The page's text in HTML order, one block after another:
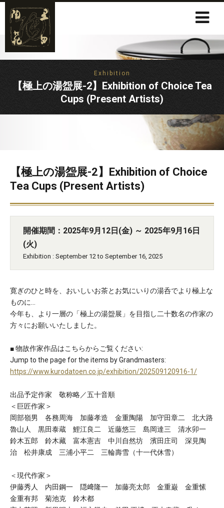
Exhibition
【極上の湯盌展-2】Exhibition of Choice Tea
Cups (Present Artists)
【極上の湯盌展-2】Exhibition of Choice
Tea Cups (Present Artists)
開催期間：2025年9月12日(金) ～ 2025年9月16日
(火)
Exhibition : September 12 to September 16, 2025
寛ぎのひと時を、おいしいお茶とお気にいりの湯呑でより極上な
ものに…
今年も、より一層の「極上の湯盌展」を目指し二十数名の作家の
方々にお願いいたしました。
■ 物故作家作品はこちらからご覧ください:
Jump to the page for the items by Grandmasters:
https://www.kurodatoen.co.jp/exhibition/202509120916-1/
出品予定作家 敬称略／五十音順
＜巨匠作家＞
岡部嶺男 各務周海 加藤孝造 金重陶陽 加守田章二 北大路
魯山人 黒田泰蔵 鯉江良二 近藤悠三 島岡達三 清水卯一
鈴木五郎 鈴木藏 富本憲吉 中川自然坊 濱田庄司 深見陶
治 松井康成 三浦小平二 三輪壽雪（十一代休雪）
＜現代作家＞
伊藤秀人 内田鋼一 隠﨑隆一 加藤亮太郎 金重巌 金重愫
金重有邦 菊池克 鈴木都